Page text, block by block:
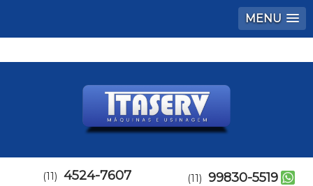
MENU
(11) 4524-7607 (11) 99830-5519